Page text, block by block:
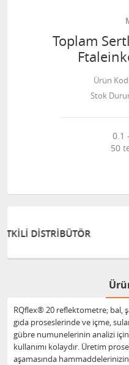
Toplam
Ürün
Stok
0.1
50
RQflex® 20 reflektometre; bal,
gıda proseslerinde ve içme,
gübre numunelerinin analizi
kullanımı kolaydır. Üretim
aşamasında